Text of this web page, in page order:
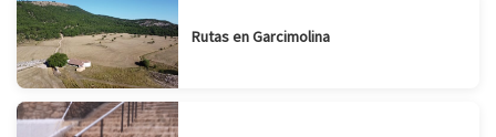
Rutas en Garcimolina